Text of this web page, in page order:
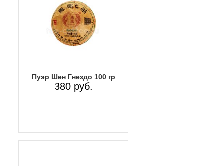
Пуэр Шен Гнездо 100 гр
380 руб.